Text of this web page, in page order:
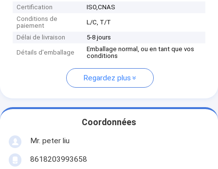
Certification
ISO,CNAS
Conditions de
paiement
L/C, T/T
Délai de livraison 5-8 jours
Détails d'emballage
Emballage normal, ou en tant que vos
conditions
Regardez plus
Coordonnées
Mr. peter liu
8618203993658